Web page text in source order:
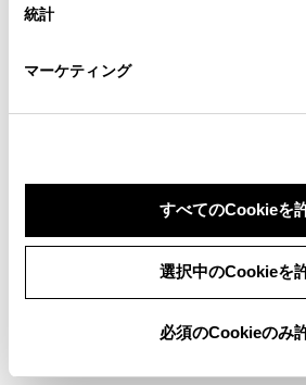
「Cookie（クッキー）情報の取り扱い
統計
マーケティング
すべてのCookieを
選択中のCookieを
必須のCookieのみ
装備・オプション
ールベースが左右で数値が異なる場合がございます。
エンジン仕様により、×2の表記がしてある場合が